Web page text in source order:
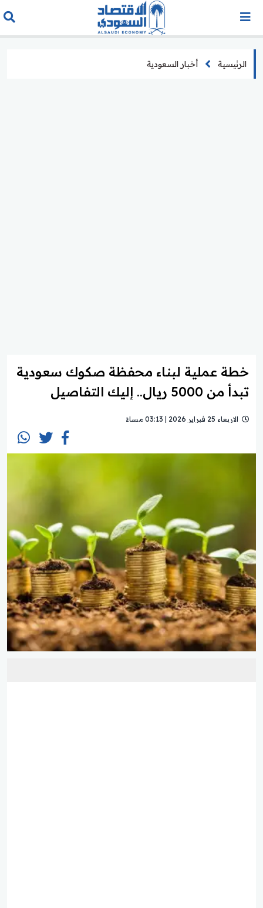
الرئيسية أخبار السعودية
خطة عملية لبناء محفظة صكوك سعودية
تبدأ من 5000 ريال.. إليك التفاصيل
الاربعاء 25 فبراير 2026 | 03:13 مساءً